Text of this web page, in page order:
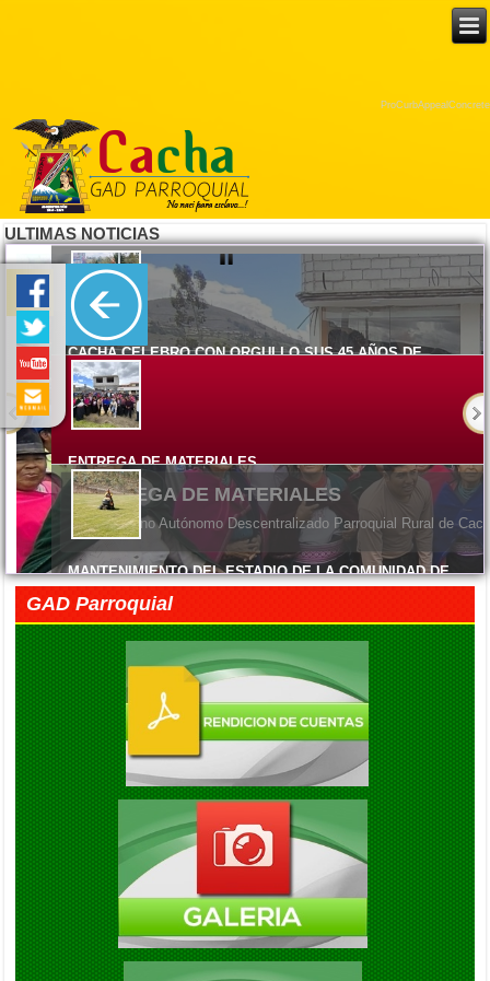
ProCurbAppealConcrete
ULTIMAS NOTICIAS
ENTREGA DE MATERIALES
El Gobierno Autónomo Descentralizado Parroquial Rural de
CACHA CELEBRO CON ORGULLO SUS 45 AÑOS DE
PARROQUIALIZACION
Lunes, 08 Junio 2026 15:17
ENTREGA DE MATERIALES
Viernes, 05 Junio 2026 14:58
MANTENIMIENTO DEL ESTADIO DE LA COMUNIDAD DE
MACHANGARA
Viernes, 05 Junio 2026 14:45
FELIZ DÍA DE LAS MADRES
Viernes, 05 Junio 2026 14:41
EXITO EN LA INAUGURACION DEL CAMPEONATO DE
FUTBOL DIE ESTRELLAS
Viernes, 05 Septiembre 2025 20:08
ENTREGA DE KITS ALIMENTARIOS EN LA COMUNIDAD DE
GAUBUG
Viernes, 05 Septiembre 2025 20:04
GAD Parroquial